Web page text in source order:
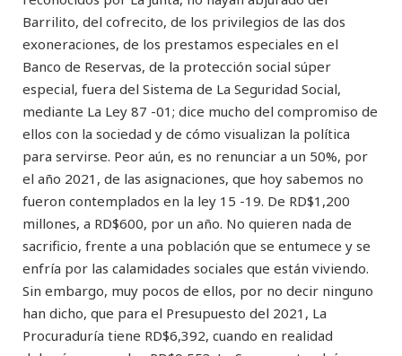
Barrilito, del cofrecito, de los privilegios de las dos
exoneraciones, de los prestamos especiales en el
Banco de Reservas, de la protección social súper
especial, fuera del Sistema de La Seguridad Social,
mediante La Ley 87 -01; dice mucho del compromiso de
ellos con la sociedad y de cómo visualizan la política
para servirse. Peor aún, es no renunciar a un 50%, por
el año 2021, de las asignaciones, que hoy sabemos no
fueron contemplados en la ley 15 -19. De RD$1,200
millones, a RD$600, por un año. No quieren nada de
sacrificio, frente a una población que se entumece y se
enfría por las calamidades sociales que están viviendo.
Sin embargo, muy pocos de ellos, por no decir ninguno
han dicho, que para el Presupuesto del 2021, La
Procuraduría tiene RD$6,392, cuando en realidad